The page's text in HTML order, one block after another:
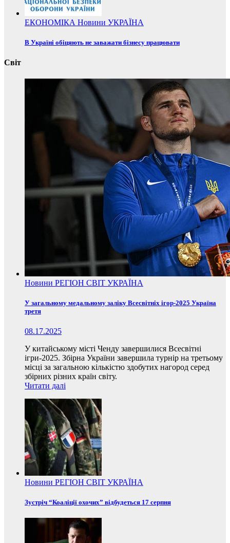
ЕКОНОМІКА Новини УКРАЇНА
В Україні обіцяють не заважати бізнесу працювати
Світ
Новини РЕГІОН СВІТ УКРАЇНА
У загальному медальному заліку Всесвітніх ігор-2025 Україна
третя
08.17.2025
У китайському місті Ченду завершилися Всесвітні
ігри-2025. Збірна України завершила турнір на третьому
місці за загальною кількістю здобутих нагород серед
збірних різних країн світу.
Читати далі
Новини РЕГІОН СВІТ УКРАЇНА
Зустріч “Коаліції охочих” відбудеться 17 серпня